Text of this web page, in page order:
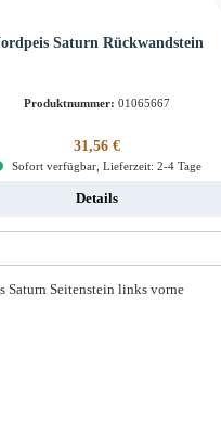
Saturn Rückwandstein
Produktnummer: 01065667
Regulärer Preis:
31,56 €
Sofort verfügbar, Lieferzeit: 2-4 Tage
Details